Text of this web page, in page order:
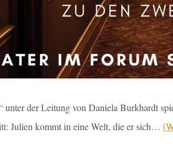
unter der Leitung von Daniela Burkhardt
Julien kommt in eine Welt, die er sich…